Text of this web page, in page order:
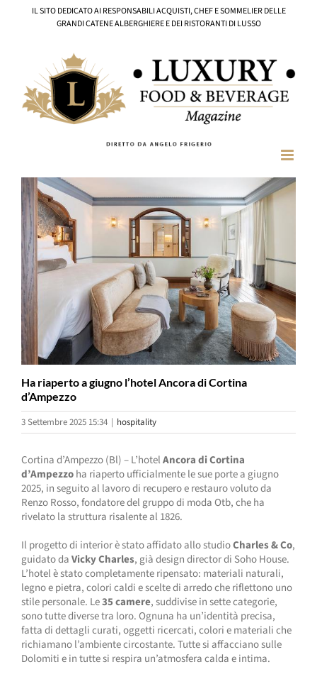
IL SITO DEDICATO AI RESPONSABILI ACQUISTI, CHEF E SOMMELIER DELLE
GRANDI CATENE ALBERGHIERE E DEI RISTORANTI DI LUSSO
Ingrandisci
immagine
Ha riaperto a giugno l’hotel Ancora di Cortina
d’Ampezzo
3 Settembre 2025 15:34 | hospitality
Cortina d’Ampezzo (Bl) – L’hotelAncora di Cortina
d’Ampezzoha riaperto ufficialmente le sue porte a giugno
2025, in seguito al lavoro di recupero e restauro voluto da
Renzo Rosso, fondatore del gruppo di moda Otb, che ha
rivelato la struttura risalente al 1826.
Il progetto di interior è stato affidato allo studioCharles & Co,
guidato daVicky Charles, già design director di Soho House.
L’hotel è stato completamente ripensato: materiali naturali,
legno e pietra, colori caldi e scelte di arredo che riflettono uno
stile personale. Le35 camere, suddivise in sette categorie,
sono tutte diverse tra loro. Ognuna ha un’identità precisa,
fatta di dettagli curati, oggetti ricercati, colori e materiali che
richiamano l’ambiente circostante. Tutte si affacciano sulle
Dolomiti e in tutte si respira un’atmosfera calda e intima.